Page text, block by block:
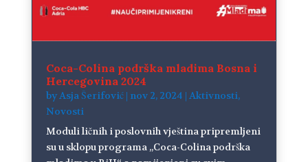
Coca-Colina podrška mladima Bosna i
Hercegovina 2024
byAsja Šerifović| nov 2, 2024 | Aktivnosti,
Novosti
Moduli ličnih i poslovnih vještina pripremljeni
su u sklopu programa „Coca-Colina podrška